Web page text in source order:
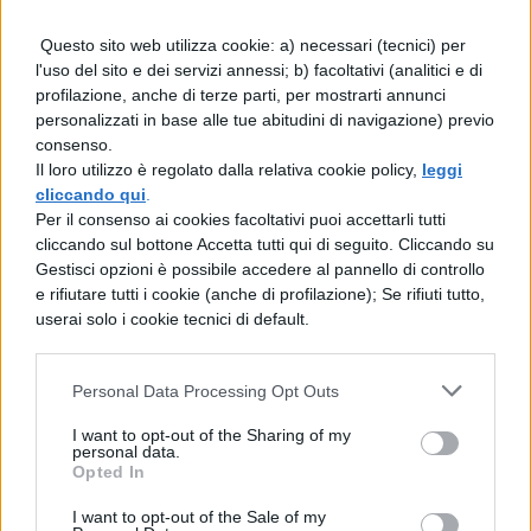
Questo sito web utilizza cookie: a) necessari (tecnici) per
l'uso del sito e dei servizi annessi; b) facoltativi (analitici e di
profilazione, anche di terze parti, per mostrarti annunci
personalizzati in base alle tue abitudini di navigazione) previo
consenso.
Il loro utilizzo è regolato dalla relativa cookie policy, leggi
cliccando qui
Per il consenso ai cookies facoltativi puoi accettarli tutti
cliccando sul bottone Accetta tutti qui di seguito. Cliccando su
Gestisci opzioni è possibile accedere al pannello di controllo
e rifiutare tutti i cookie (anche di profilazione); Se rifiuti tutto,
userai solo i cookie tecnici di default.
Personal Data Processing Opt Outs
I want to opt-out of the Sharing of my
personal data.
Opted In
I want to opt-out of the Sale of my
formativi. L’insegnamento nel primo ciclo
dovrebbe invece stimolare curiosità e
consapevolezza del valore culturale della
disciplina.
Richieste e appelli
Di fronte alle problematiche riscontrate, Di
Martino e Natalini hanno rivolto un chiaro
commissione redattrice del documento. I
matematici sottolineano come la bozza
attuale presenti “profonde complessità” che
necessitano di un ripensamento